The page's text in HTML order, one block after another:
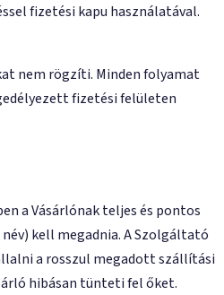
fizetési kapu használatával.
nem rögzíti. Minden folyamat
fizetési felületen
a Vásárlónak teljes és pontos
kell megadnia. A Szolgáltató
a rosszul megadott szállítási
hibásan tünteti fel őket.